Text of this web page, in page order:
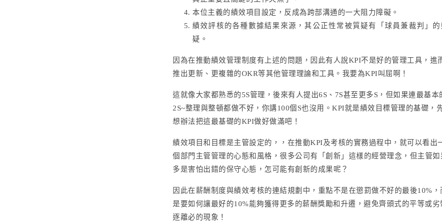
本位主義的績效項目設定，反成為跨部溝通的一大阻力障礙。
績效評核的各種數據結果來源，其公正性常被質疑有「球員兼裁判」的
疑。
因為在推動績效管理制度有上述的問題，因此有人說KPI不是好的管理工具，進
推出更新、更複雜的OKR等其他管理理論和工具。我要為KPI叫屈啊！
這就像大家都熟悉的5S管理，後來有人提出6S、7S甚至更多S，但如果連最基本
2S~整理與整頓都做不好，你講100個S也沒用。KPI就是績效目標管理的基礎，
想辦法把這最基礎的KPI做好做滿吧！
績效項目和目標是主管設定的，，在推動KPI及考核的實務過程中，就可以看出
個部門主管管理的心態和風格，很多公司有「創新」這樣的經營理念，但主管如
多是害怕出錯的保守心態，怎可能有創新的成果呢？
因此在薪酬制度與績效考核的連結規劃中，重點不是在懲罰做不好的最後10%，
是要如何讓最好的10%能夠獲得更多的薪酬獎勵和升遷，避免齊頭式的平等或劣
逐離必的現象！